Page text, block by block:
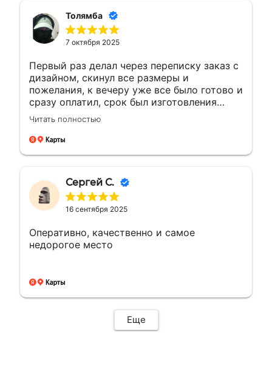
Толямба
7 октября 2025
Первый раз делал через переписку заказ с
дизайном, скинул все размеры и
пожелания, к вечеру уже все было готово и
сразу оплатил, срок был изготовления
большею...а сделали раньше на день, сразу
доехал и забрал, и отказалось что
самовывоз очень рядом с домом, был
обращаться ещё ! 🤝👍🏼🙌🏼
Читать полностью
Сергей С.
16 сентября 2025
Оперативно, качественно и самое
недорогое место
Еще